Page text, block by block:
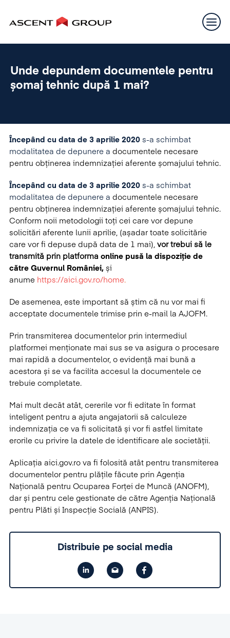
Unde depundem documentele pentru
șomaj tehnic după 1 mai?
Începând cu data de 3 aprilie 2020 s-a schimbat
modalitatea de depunere a documentele necesare
pentru obținerea indemnizației aferente șomajului tehnic.
Începând cu data de 3 aprilie 2020 s-a schimbat
modalitatea de depunere a documentele necesare
pentru obținerea indemnizației aferente șomajului tehnic.
Conform noii metodologii toți cei care vor depune
solicitări aferente lunii aprilie, (așadar toate solicitărie
care vor fi depuse după data de 1 mai), vor trebui să le
transmită prin platforma online pusă la dispoziție de
către Guvernul României, și
anume https://aici.gov.ro/home.
De asemenea, este important să știm că nu vor mai fi
acceptate documentele trimise prin e-mail la AJOFM.
Prin transmiterea documentelor prin intermediul
platformei menționate mai sus se va asigura o procesare
mai rapidă a documentelor, o evidență mai bună a
acestora și se va facilita accesul la documentele ce
trebuie completate.
Mai mult decât atât, cererile vor fi editate în format
inteligent pentru a ajuta angajatorii să calculeze
indemnizația ce va fi solicitată și vor fi astfel limitate
erorile cu privire la datele de identificare ale societății.
Aplicația aici.gov.ro va fi folosită atât pentru transmiterea
documentelor pentru plățile făcute prin Agenția
Națională pentru Ocuparea Forței de Muncă (ANOFM),
dar și pentru cele gestionate de către Agenția Națională
pentru Plăti și Inspecție Socială (ANPIS).
Distribuie pe social media